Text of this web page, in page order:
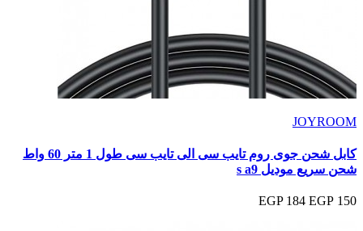
JOYROOM
كابل شحن جوى روم تايب سى الى تايب سى طول 1 متر 60 واط
شحن سريع موديل s a9
150 EGP
184 EGP